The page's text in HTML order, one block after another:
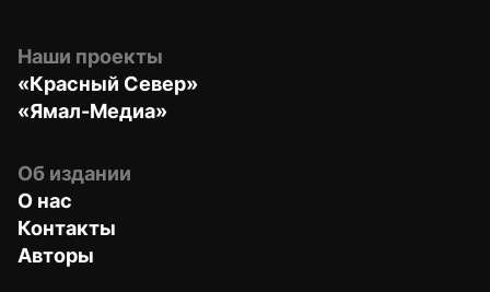
Наши проекты
«Красный Север»
«Ямал-Медиа»
Об издании
О нас
Контакты
Авторы